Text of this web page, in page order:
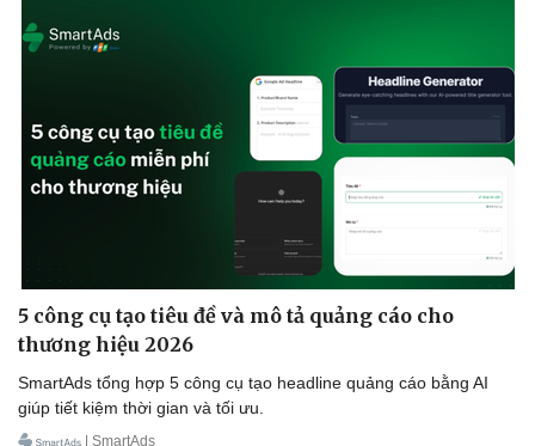
Thế giới thể thao
eSports
Hậu trường
Ô tô - Xe máy
Ô tô
Tư vấn
5 công cụ tạo tiêu đề và mô tả quảng cáo cho
thương hiệu 2026
SmartAds tổng hợp 5 công cụ tạo headline quảng cáo bằng AI
giúp tiết kiệm thời gian và tối ưu.
| SmartAds